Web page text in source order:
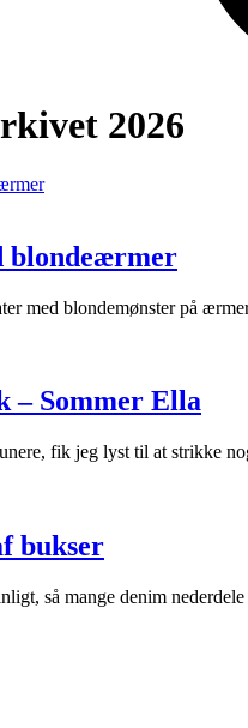
2026
blondeærmer
med blondemønster på
– Sommer Ella
fik jeg lyst til at strikke
bukser
så mange denim